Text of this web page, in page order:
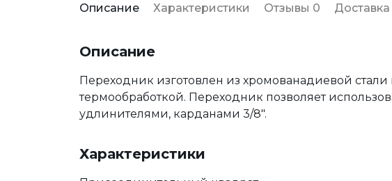
Описание Характеристики Отзывы 0 Доставка
Описание
Переходник изготовлен из хромованадиевой
термообработкой. Переходник позволяет
удлинителями, карданами 3/8".
Характеристики